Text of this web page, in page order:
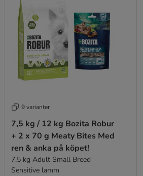
9 varianter
7,5 kg / 12 kg Bozita Robur
+ 2 x 70 g Meaty Bites Med
ren & anka på köpet!
7,5 kg Adult Small Breed
Sensitive lamm